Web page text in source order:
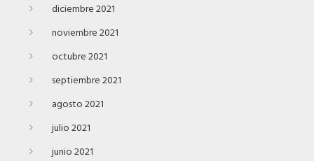
diciembre 2021
noviembre 2021
octubre 2021
septiembre 2021
agosto 2021
julio 2021
junio 2021